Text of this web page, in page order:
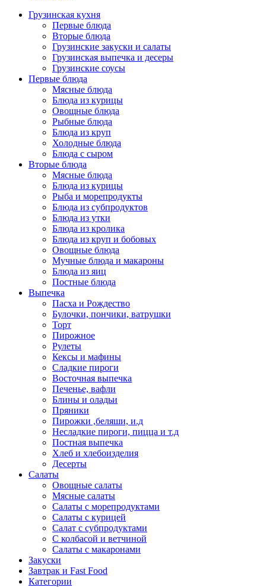
Грузинская кухня
Первые блюда
Вторые блюда
Грузинские закуски и салаты
Грузинская выпечка и десеры
Грузинские соусы
Первые блюда
Мясные блюда
Блюда из курицы
Овощные блюда
Рыбные блюда
Блюда из круп
Холодные блюда
Блюда с сыром
Вторые блюда
Мясные блюда
Блюда из курицы
Рыба и морепродукты
Блюда из субпродуктов
Блюда из утки
Блюда из кролика
Блюда из круп и бобовых
Овощные блюда
Мучные блюда и макароны
Блюда из яиц
Постные блюда
Выпечка
Пасха и Рождество
Булочки, пончики, ватрушки
Торт
Пирожное
Рулеты
Кексы и мафины
Сладкие пироги
Восточная выпечка
Печенье, вафли
Блины и оладьи
Пряники
Пирожки ,беляши, и.д
Несладкие пироги, пицца и т.д
Постная выпечка
Хлеб и хлебоизделия
Десерты
Салаты
Овощные салаты
Мясные салаты
Салаты с морепродуктами
Салаты с курицей
Салат с субпродуктами
С колбасой и ветчиной
Салаты с макаронами
Закуски
Завтрак и Fast Food
Категории